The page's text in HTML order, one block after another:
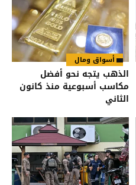
أسواق ومال
الذهب يتجه نحو أفضل
مكاسب أسبوعية منذ كانون
الثاني